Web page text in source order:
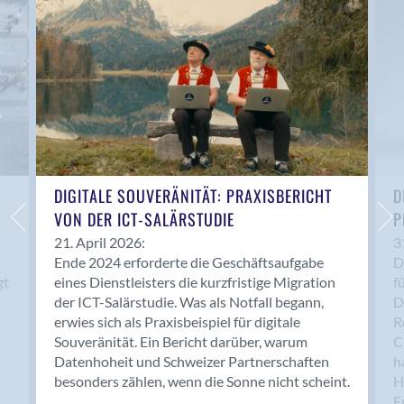
Anwil
Appenzell
Au SG
Baar
Baden
Balsthal
Balzers
Basel
Bassersdorf
Belp
Bendern
Benken (SG)
Bergdietikon
Berlin
Bern
Bern - Liebefeld
DIGITALE SOUVERÄNITÄT: PRAXISBERICHT
VON DER ICT-SALÄRSTUDIE
21. April 2026:
Ende 2024 erforderte die Geschäftsaufgabe
eines Dienstleisters die kurzfristige Migration
der ICT-Salärstudie. Was als Notfall begann,
erwies sich als Praxisbeispiel für digitale
Souveränität. Ein Bericht darüber, warum
Datenhoheit und Schweizer Partnerschaften
besonders zählen, wenn die Sonne nicht scheint.